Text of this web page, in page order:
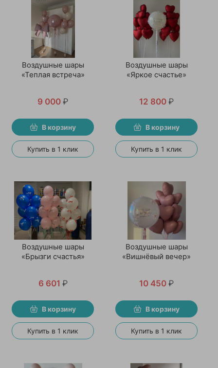
Воздушные шары
«Теплая встреча»
9 000 ₽
В корзину
Купить в 1 клик
Воздушные шары
«Яркое счастье»
12 800 ₽
В корзину
Купить в 1 клик
Воздушные шары
«Брызги счастья»
6 601 ₽
В корзину
Купить в 1 клик
Воздушные шары
«Вишнёвый вечер»
10 450 ₽
В корзину
Купить в 1 клик